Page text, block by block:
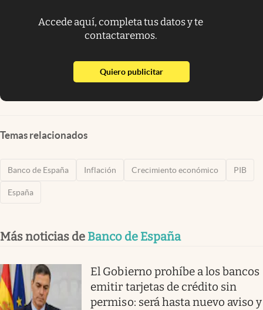
Accede aquí, completa tus datos y te
contactaremos.
Quiero publicitarabre en nueva pestaña
Temas relacionados
Banco de España Inflación Crecimiento económico PIB
España
Más noticias de Banco de España
El Gobierno prohíbe a los bancos
emitir tarjetas de crédito sin
permiso: será hasta nuevo aviso y